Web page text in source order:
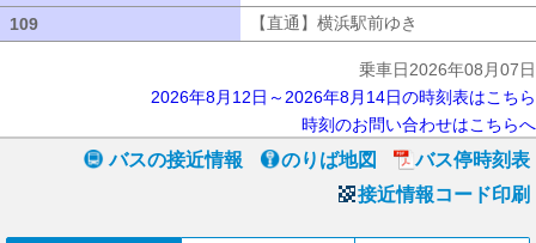
109
【直通】横浜駅前ゆき
乗車日2026年08月07日
2026年8月12日～2026年8月14日の時刻表はこちら
時刻のお問い合わせはこちらへ
バスの接近情報 のりば地図
バス停時刻表
接近情報コード印刷